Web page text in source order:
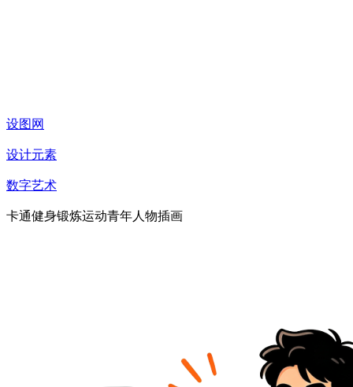
设图网
设计元素
数字艺术
卡通健身锻炼运动青年人物插画